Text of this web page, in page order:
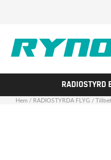
RADIOSTYRD
Hem / RADIOSTYRDA FLYG /